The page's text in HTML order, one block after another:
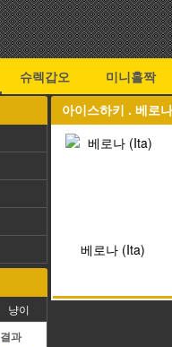
슈렉갑오 미니홀짝
냥이
결과
아이스하키 . 베로
베로나 (Ita)